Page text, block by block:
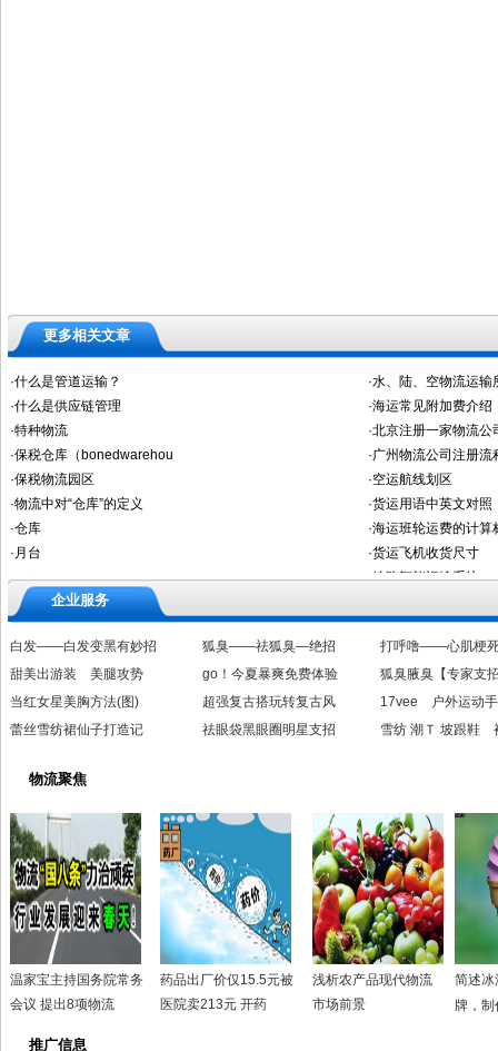
更多相关文章
企业服务
白发——白发变黑有妙招 狐臭——祛狐臭—绝招
打呼噜——心肌梗
甜美出游装 美腿攻势
go！今夏暴爽免费体验
狐臭腋臭【专家支
当红女星美胸方法(图)
超强复古搭玩转复古风
17vee 户外运动
蕾丝雪纺裙仙子打造记
祛眼袋黑眼圈明星支招 雪纺 潮Ｔ 坡跟鞋
物流聚焦
温家宝主持国务院常务
会议 提出8项物流
药品出厂价仅15.5元被
医院卖213元 开药
浅析农产品现代物流
市场前景
简述冰
牌，制
推广信息